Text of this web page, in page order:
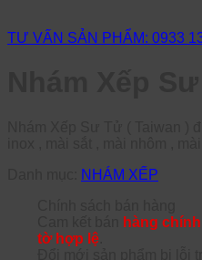
TƯ VẤN SẢN PHẨM: 0933
NHÁM XẾP
hàng
tờ hợp lệ